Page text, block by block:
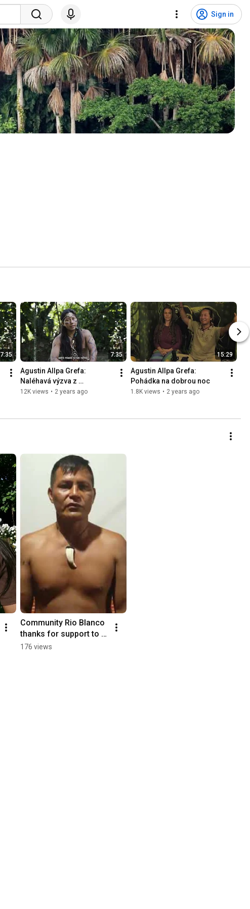
Sign in
7:35 7:35
Agustin Allpa Grefa:
Naléhavá výzva z
ekvádorského pralesa
12K views • 2 years ago
15:29
Agustin Allpa Grefa:
Pohádka na dobrou noc
1.8K views • 2 years ago
Community Rio Blanco
thanks for support to
Zivot postaru 2022
176 views